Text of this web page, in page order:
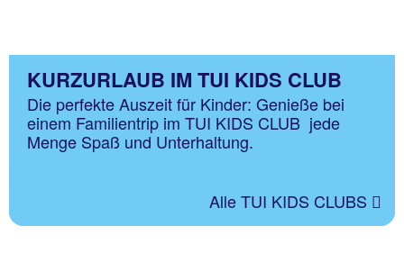
KURZURLAUB IM TUI KIDS CLUB
Die perfekte Auszeit für Kinder: Genieße bei
einem Familientrip im TUI KIDS CLUB jede
Menge Spaß und Unterhaltung.
Alle TUI KIDS CLUBS